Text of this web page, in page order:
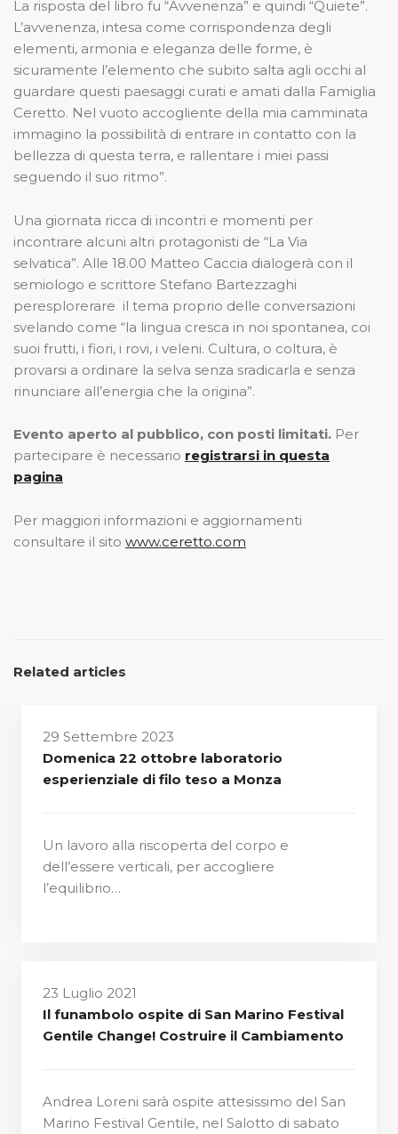
La risposta del libro fu “Avvenenza” e quindi “Quiete”.
L’avvenenza, intesa come corrispondenza degli
elementi, armonia e eleganza delle forme, è
sicuramente l’elemento che subito salta agli occhi al
guardare questi paesaggi curati e amati dalla Famiglia
Ceretto. Nel vuoto accogliente della mia camminata
immagino la possibilità di entrare in contatto con la
bellezza di questa terra, e rallentare i miei passi
seguendo il suo ritmo”.
Una giornata ricca di incontri e momenti per
incontrare alcuni altri protagonisti de “La Via
selvatica”. Alle 18.00 Matteo Caccia dialogerà con il
semiologo e scrittore Stefano Bartezzaghi
peresplorerare il tema proprio delle conversazioni
svelando come “la lingua cresca in noi spontanea, coi
suoi frutti, i fiori, i rovi, i veleni. Cultura, o coltura, è
provarsi a ordinare la selva senza sradicarla e senza
rinunciare all’energia che la origina”.
Evento aperto al pubblico, con posti limitati. Per
partecipare è necessario registrarsi in questa
pagina
Per maggiori informazioni e aggiornamenti
consultare il sito www.ceretto.com
Related articles
29 Settembre 2023
Domenica 22 ottobre laboratorio
esperienziale di filo teso a Monza
Un lavoro alla riscoperta del corpo e
dell’essere verticali, per accogliere
l’equilibrio…
23 Luglio 2021
Il funambolo ospite di San Marino Festival
Gentile Change! Costruire il Cambiamento
Andrea Loreni sarà ospite attesissimo del San
Marino Festival Gentile, nel Salotto di sabato